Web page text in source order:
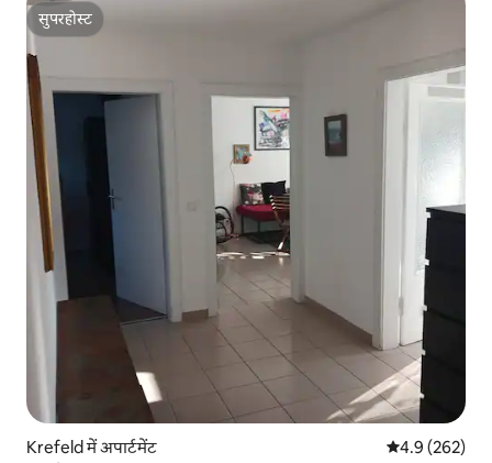
सुपरहोस्ट
सुपरहोस्ट
Krefeld में अपार्टमेंट औसत रेटिंग 5 में
4.9 (262)